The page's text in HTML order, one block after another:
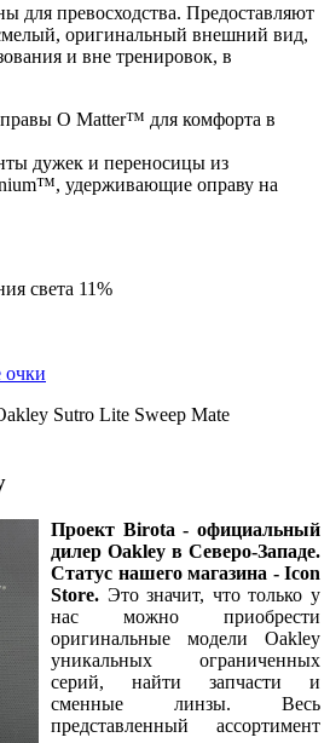
для превосходства. Предоставляют
оригинальный внешний вид,
и вне тренировок, в
O Matter™ для комфорта в
дужек и переносицы из
удерживающие оправу на
света 11%
Sutro Lite Sweep Mate
Проект Birota - официальный
дилер Oakley в Северо-Западе.
Статус нашего магазина - Icon
Store. Это значит, что только у
нас можно приобрести
оригинальные модели Oakley
уникальных ограниченных
серий, найти запчасти и
сменные линзы. Весь
представленный ассортимент